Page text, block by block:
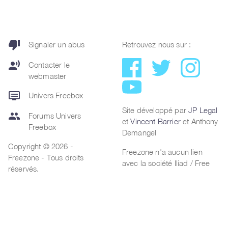
thumb_down Signaler un abus
record_voice_over
Contacter le
webmaster
dvr Univers Freebox
group
Forums Univers
Freebox
Copyright © 2026 -
Freezone - Tous droits
réservés.
Retrouvez nous sur :
Site développé parJP Legal
etVincent Barrieret Anthony
Demangel
Freezone n'a aucun lien
avec la société Iliad / Free